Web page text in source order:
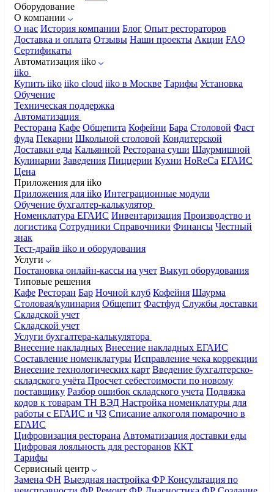
Оборудование
О компании
О нас История компании Блог Опыт рестораторов
Доставка и оплата Отзывы Наши проекты Акции FAQ
Сертификаты
Автоматизация iiko
iiko
Купить iiko iiko cloud iiko в Москве Тарифы Установка
Обучение
Техническая поддержка
Автоматизация
Ресторана Кафе Общепита Кофейни Бара Столовой Фаст
фуда Пекарни Школьной столовой Кондитерской
Доставки еды Кальянной Ресторана суши Шаурмишной
Кулинарии Заведения Пиццерии Кухни HoReCa ЕГАИС
Цена
Приложения для iiko
Приложения для iiko Интеграционные модули
Обучение бухгалтер-калькулятор
Номенклатура ЕГАИС Инвентаризация Производство и
логистика Сотрудники Справочники Финансы Честный
знак
Тест-драйв iiko и оборудования
Услуги
Постановка онлайн-кассы на учет Выкуп оборудования
Типовые решения
Кафе Ресторан Бар Ночной клуб Кофейня Шаурма
Столовая/кулинария Общепит Фастфуд Службы доставки
Складской учет
Складской учет
Услуги бухгалтера-калькулятора
Внесение накладных Внесение накладных ЕГАИС
Составление номенклатуры Исправление чека коррекции
Внесение технологических карт Введение бухгалтерско-
складского учёта Просчет себестоимости по новому
поставщику Разбор ошибок складского учета Подвязка
кодов к товарам ТН ВЭД Настройка номенклатуры для
работы с ЕГАИС и ЧЗ Списание алкоголя помарочно в
ЕГАИС
Цифровизация ресторана Автоматизация доставки еды
Цифровая лояльность для ресторанов ККТ
Тарифы
Сервисный центр
Замена ФН Выездная настройка ФР Консультация по